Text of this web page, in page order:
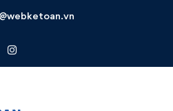
nhập khẩu